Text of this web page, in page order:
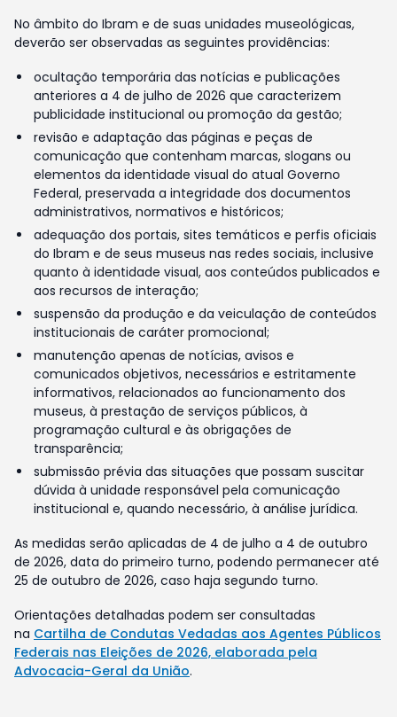
No âmbito do Ibram e de suas unidades museológicas,
deverão ser observadas as seguintes providências:
ocultação temporária das notícias e publicações
anteriores a 4 de julho de 2026 que caracterizem
publicidade institucional ou promoção da gestão;
revisão e adaptação das páginas e peças de
comunicação que contenham marcas, slogans ou
elementos da identidade visual do atual Governo
Federal, preservada a integridade dos documentos
administrativos, normativos e históricos;
adequação dos portais, sites temáticos e perfis oficiais
do Ibram e de seus museus nas redes sociais, inclusive
quanto à identidade visual, aos conteúdos publicados e
aos recursos de interação;
suspensão da produção e da veiculação de conteúdos
institucionais de caráter promocional;
manutenção apenas de notícias, avisos e
comunicados objetivos, necessários e estritamente
informativos, relacionados ao funcionamento dos
museus, à prestação de serviços públicos, à
programação cultural e às obrigações de
transparência;
submissão prévia das situações que possam suscitar
dúvida à unidade responsável pela comunicação
institucional e, quando necessário, à análise jurídica.
As medidas serão aplicadas de 4 de julho a 4 de outubro
de 2026, data do primeiro turno, podendo permanecer até
25 de outubro de 2026, caso haja segundo turno.
Orientações detalhadas podem ser consultadas
na Cartilha de Condutas Vedadas aos Agentes Públicos
Federais nas Eleições de 2026, elaborada pela
Advocacia-Geral da União.